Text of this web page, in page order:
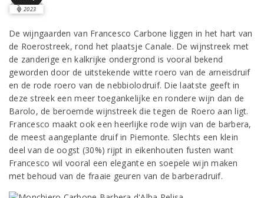
2023
De wijngaarden van Francesco Carbone liggen in het hart van
de Roerostreek, rond het plaatsje Canale. De wijnstreek met
de zanderige en kalkrijke ondergrond is vooral bekend
geworden door de uitstekende witte roero van de arneisdruif
en de rode roero van de nebbiolodruif. Die laatste geeft in
deze streek een meer toegankelijke en rondere wijn dan de
Barolo, de beroemde wijnstreek die tegen de Roero aan ligt.
Francesco maakt ook een heerlijke rode wijn van de barbera,
de meest aangeplante druif in Piemonte. Slechts een klein
deel van de oogst (30%) rijpt in eikenhouten fusten want
Francesco wil vooral een elegante en soepele wijn maken
met behoud van de fraaie geuren van de barberadruif.